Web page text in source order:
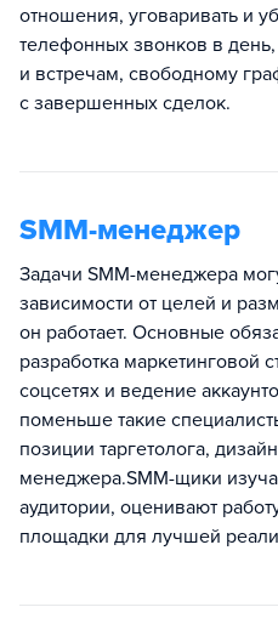
отношения, уговаривать и
телефонных звонков в
и встречам, свободному
с завершенных сделок.
SMM-менеджер
Задачи SMM-менеджера
зависимости от целей и
он работает. Основные
разработка маркетинговой
соцсетях и ведение
поменьше такие
позиции таргетолога,
менеджера.SMM-щики
аудитории, оценивают
площадки для лучшей